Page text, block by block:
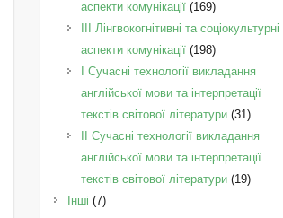
аспекти комунікації(169)
IІI Лінгвокогнітивні та соціокультурні
аспекти комунікації(198)
I Cучасні технології викладання
англійської мови та інтерпретації
текстів світової літератури(31)
II Cучасні технології викладання
англійської мови та інтерпретації
текстів світової літератури(19)
Інші (7)